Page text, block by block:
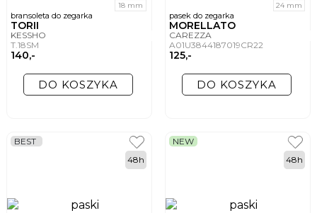
bransoleta do zegarka
TORII
KESSHO
T.18SM
140,-
18 mm
DO KOSZYKA
pasek do zegarka
MORELLATO
CAREZZA
A01U3844187019CR22
125,-
24 mm
DO KOSZYKA
BEST
48h
NEW
48h